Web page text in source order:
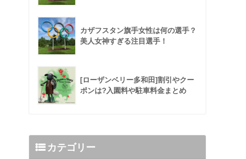
カザフスタン旗手女性は何の選手？
美人女神すぎる注目選手！
[ローザンベリー多和田]割引やクー
ポンは?入園料や駐車料金まとめ
カテゴリー